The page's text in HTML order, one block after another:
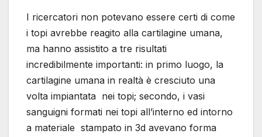
I ricercatori non potevano essere certi di come
i topi avrebbe reagito alla cartilagine umana,
ma hanno assistito a tre risultati
incredibilmente importanti: in primo luogo, la
cartilagine umana in realtà è cresciuto una
volta impiantata nei topi; secondo, i vasi
sanguigni formati nei topi all’interno ed intorno
a materiale stampato in 3d avevano forma